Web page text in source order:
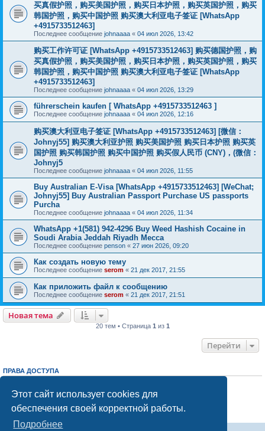
Этот сайт использует cookies для
обеспечения своей корректной работы.
Подробнее
买真假护照，购买美国护照，购买日本护照，购买英国护照，购买
韩国护照，购买中国护照 购买澳大利亚电子签证 [WhatsApp
+4915733512463]
Последнее сообщение johnaaaa « 04 июл 2026, 13:42
购买工作许可证 [WhatsApp +4915733512463] 购买德国护照，购
买真假护照，购买美国护照，购买日本护照，购买英国护照，购买
韩国护照，购买中国护照 购买澳大利亚电子签证 [WhatsApp
+4915733512463]
Последнее сообщение johnaaaa « 04 июл 2026, 13:29
führerschein kaufen [ WhatsApp +4915733512463 ]
Последнее сообщение johnaaaa « 04 июл 2026, 12:16
购买澳大利亚电子签证 [WhatsApp +4915733512463] [微信：
Johnyj55] 购买澳大利亚护照 购买美国护照 购买日本护照 购买英
国护照 购买韩国护照 购买中国护照 购买假人民币 (CNY)，(微信：
Johnyj5
Последнее сообщение johnaaaa « 04 июл 2026, 11:55
Buy Australian E-Visa [WhatsApp +4915733512463] [WeChat;
Johnyj55] Buy Australian Passport Purchase US passports
Purcha
Последнее сообщение johnaaaa « 04 июл 2026, 11:34
WhatsApp +1(581) 942-4296 Buy Weed Hashish Cocaine in
Soudi Arabia Jeddah Riyadh Mecca
Последнее сообщение penson « 27 июн 2026, 09:20
Как создать новую тему
Последнее сообщение serom « 21 дек 2017, 21:55
Как приложить файл к сообщению
Последнее сообщение serom « 21 дек 2017, 21:51
Новая тема
20 тем • Страница 1 из 1
Перейти
ПРАВА ДОСТУПА
Выне можетеотвечать на сообщения
Выне можетередактировать свои сообщения
Выне можетеудалять свои сообщения
добавлять вложения